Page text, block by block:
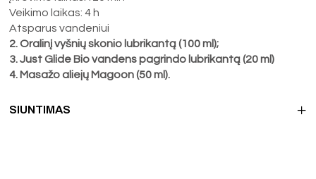
Veikimo laikas: 4 h
Atsparus vandeniui
2. Oralinį vyšnių skonio lubrikantą (100 ml);
3. Just Glide Bio vandens pagrindo lubrikantą (20 ml)
4. Masažo aliejų Magoon (50 ml).
SIUNTIMAS